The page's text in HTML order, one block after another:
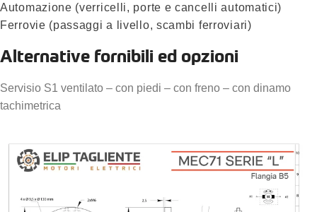
Automazione (verricelli, porte e cancelli automatici)
Ferrovie (passaggi a livello, scambi ferroviari)
Alternative fornibili ed opzioni
Servisio S1 ventilato – con piedi – con freno – con dinamo
tachimetrica